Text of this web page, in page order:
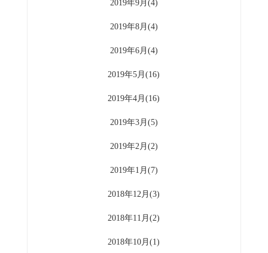
2019年9月(4)
2019年8月(4)
2019年6月(4)
2019年5月(16)
2019年4月(16)
2019年3月(5)
2019年2月(2)
2019年1月(7)
2018年12月(3)
2018年11月(2)
2018年10月(1)